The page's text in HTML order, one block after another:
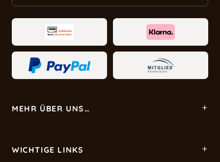
MEHR ÜBER UNS…
WICHTIGE LINKS